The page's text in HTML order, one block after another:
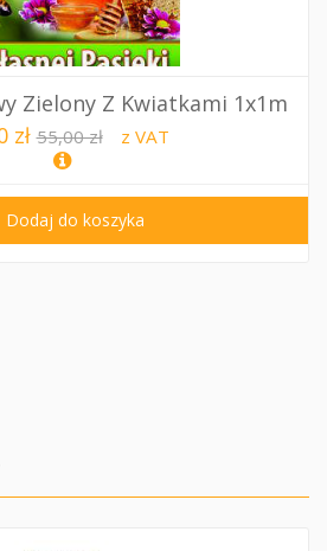
Zielony Z Kwiatkami 1x1m
zł 55,00 zł z VAT
Dodaj do koszyka